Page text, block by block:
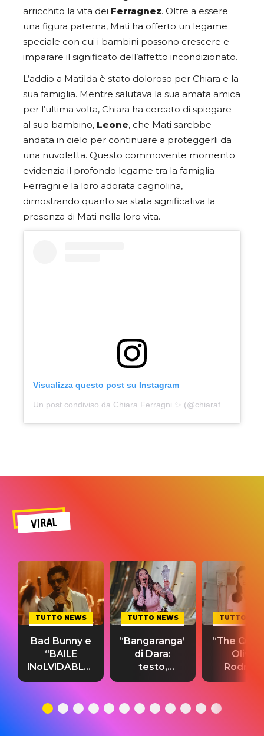
arricchito la vita dei Ferragnez. Oltre a essere
una figura paterna, Mati ha offerto un legame
speciale con cui i bambini possono crescere e
imparare il significato dell’affetto incondizionato.
L’addio a Matilda è stato doloroso per Chiara e la
sua famiglia. Mentre salutava la sua amata amica
per l’ultima volta, Chiara ha cercato di spiegare
al suo bambino, Leone, che Mati sarebbe
andata in cielo per continuare a proteggerli da
una nuvoletta. Questo commovente momento
evidenzia il profondo legame tra la famiglia
Ferragni e la loro adorata cagnolina,
dimostrando quanto sia stata significativa la
presenza di Mati nella loro vita.
Visualizza questo post su Instagram
Un post condiviso da Chiara Ferragni ✨ (@chiaraferragni)
VIRAL
TUTTO NEWS
Bad Bunny e
“BAILE
INoLVIDABLE”:
testo,
significato
TUTTO NEWS
“Bangaranga”
di Dara:
testo,
traduzione e
del singolo
TUTTO
“The
Olivia
testo,